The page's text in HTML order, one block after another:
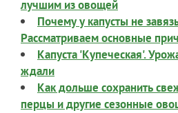
лучшим из овощей
Почему у капусты не
Рассматриваем основные
Капуста 'Купеческая'.
ждали
Как дольше сохранить
перцы и другие сезонные